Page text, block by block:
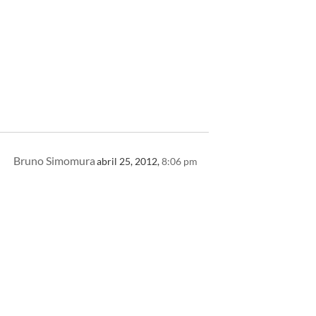
Bruno Simomuraabril 25, 2012,8:06 pm